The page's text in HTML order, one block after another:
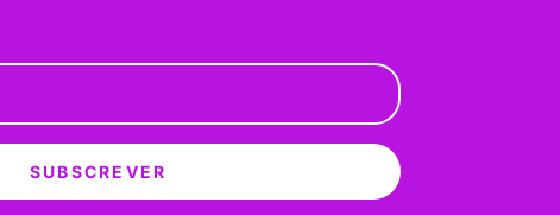
SUBSCREVER